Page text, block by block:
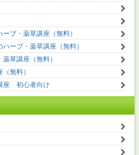
ブ・薬草講座（無料）
ーブ・薬草講座（無料）
薬草講座（無料）
（無料）
講座 初心者向け